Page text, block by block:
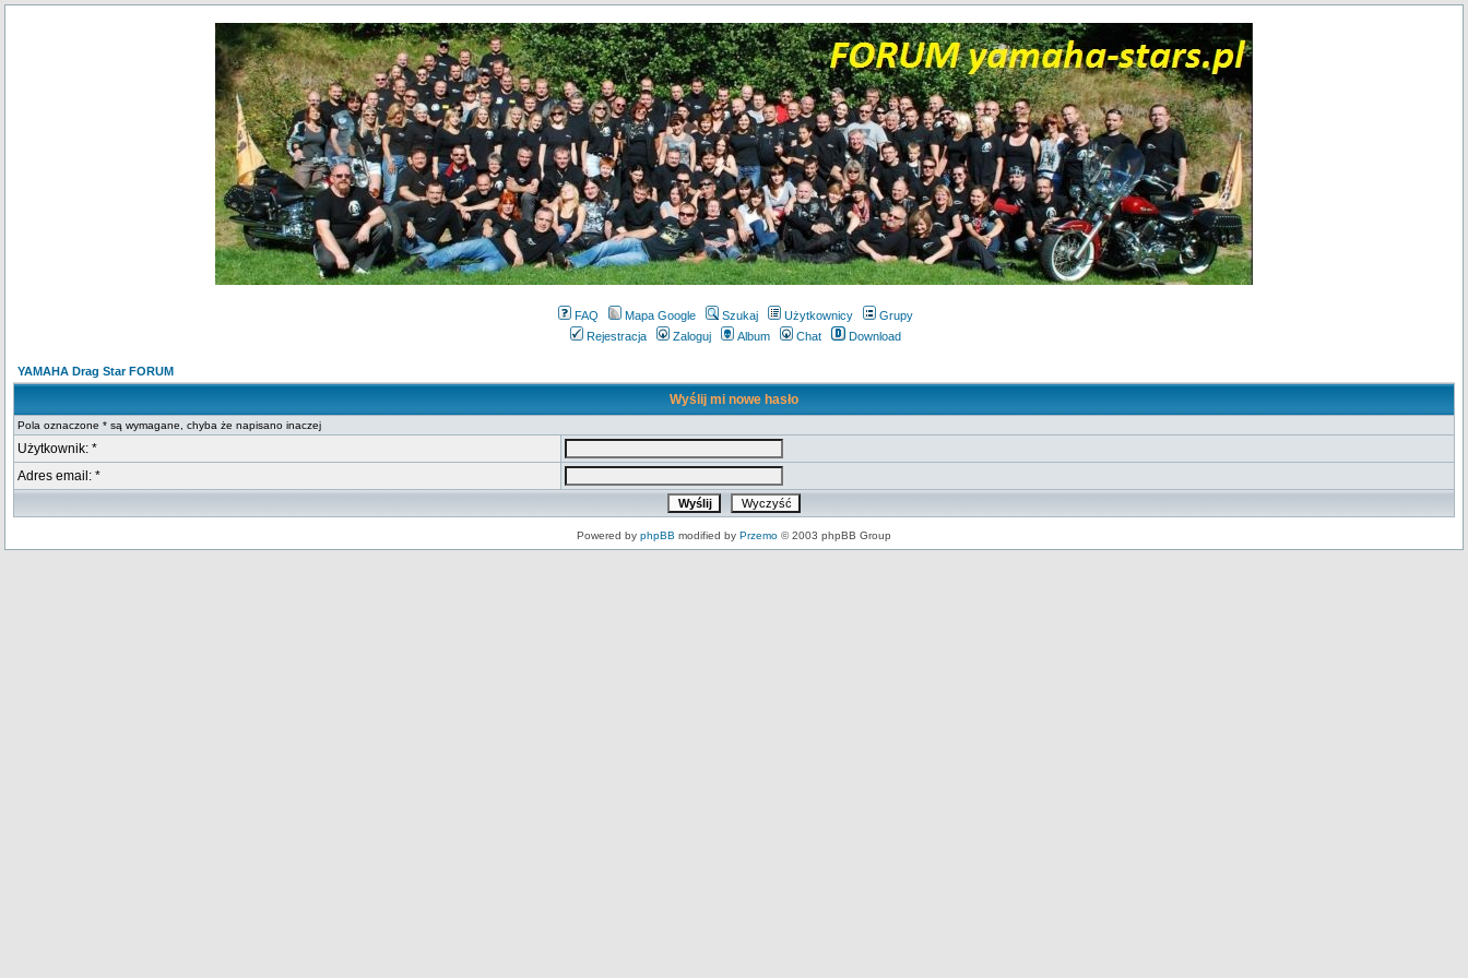
FAQ Mapa Google Szukaj Użytkownicy
Grupy
Rejestracja
Zaloguj Album Chat Download
YAMAHA Drag Star FORUM
Wyślij mi nowe hasło
Pola oznaczone * są wymagane, chyba że napisano inaczej
Użytkownik: *
Adres email: *
Powered by phpBB modified by Przemo © 2003 phpBB Group